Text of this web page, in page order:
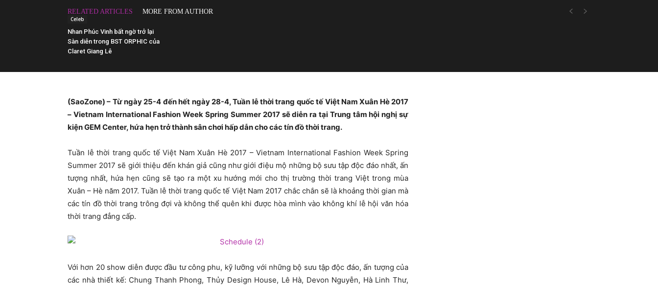
RELATED ARTICLES MORE FROM AUTHOR
Celeb
Nhan Phúc Vinh bất ngờ trở lại
Sàn diễn trong BST ORPHIC của
Claret Giang Lê
(SaoZone) – Từ ngày 25-4 đến hết ngày 28-4, Tuần lễ thời trang quốc tế Việt Nam Xuân Hè 2017
– Vietnam International Fashion Week Spring Summer 2017 sẽ diễn ra tại Trung tâm hội nghị sự
kiện GEM Center, hứa hẹn trở thành sân chơi hấp dẫn cho các tín đồ thời trang.
Tuần lễ thời trang quốc tế Việt Nam Xuân Hè 2017 – Vietnam International Fashion Week Spring
Summer 2017 sẽ giới thiệu đến khán giả cũng như giới điệu mộ những bộ sưu tập độc đáo nhất, ấn
tượng nhất, hứa hẹn cũng sẽ tạo ra một xu hướng mới cho thị trường thời trang Việt trong mùa
Xuân – Hè năm 2017. Tuần lễ thời trang quốc tế Việt Nam 2017 chắc chắn sẽ là khoảng thời gian mà
các tín đồ thời trang trông đợi và không thể quên khi được hòa mình vào không khí lễ hội văn hóa
thời trang đẳng cấp.
Với hơn 20 show diễn được đầu tư công phu, kỹ lưỡng với những bộ sưu tập độc đáo, ấn tượng của
các nhà thiết kế: Chung Thanh Phong, Thủy Design House, Lê Hà, Devon Nguyễn, Hà Linh Thư,